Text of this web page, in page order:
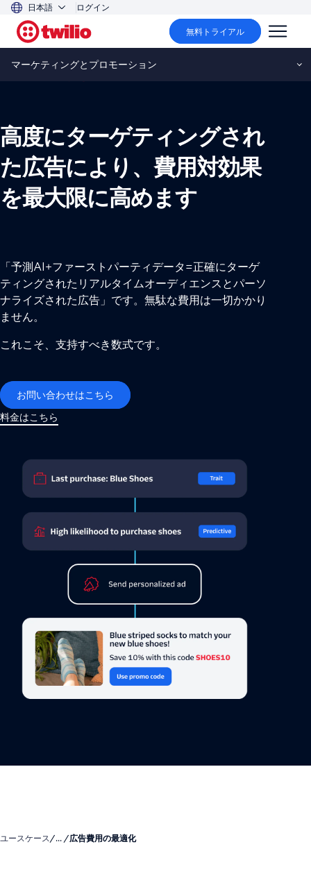
日本語 ログイン
無料トライアル
マーケティングとプロモーション
高度にターゲティングされ
た広告により、費用対効果
を最大限に高めます
「予測AI+ファーストパーティデータ=正確にターゲ
ティングされたリアルタイムオーディエンスとパーソ
ナライズされた広告」です。無駄な費用は一切かかり
ません。
これこそ、支持すべき数式です。
お問い合わせはこちら
料金はこちら
ユースケース/... / 広告費用の最適化